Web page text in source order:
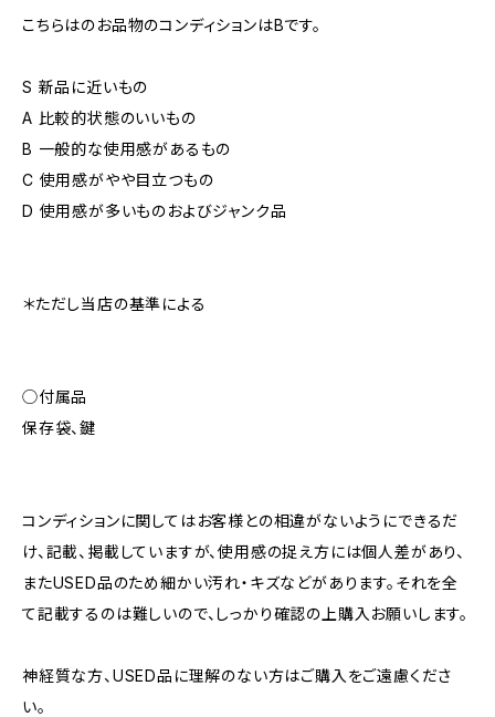
こちらはのお品物のコンディションはBです。
S 新品に近いもの
A 比較的状態のいいもの
B 一般的な使用感があるもの
C 使用感がやや目立つもの
D 使用感が多いものおよびジャンク品
＊ただし当店の基準による
◯付属品
保存袋、鍵
コンディションに関してはお客様との相違がないようにできるだ
け、記載、掲載していますが、使用感の捉え方には個人差があり、
またUSED品のため細かい汚れ・キズなどがあります。それを全
て記載するのは難しいので、しっかり確認の上購入お願いします。
神経質な方、USED品に理解のない方はご購入をご遠慮くださ
い。